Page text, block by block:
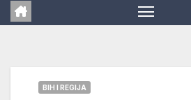
BIH I REGIJA